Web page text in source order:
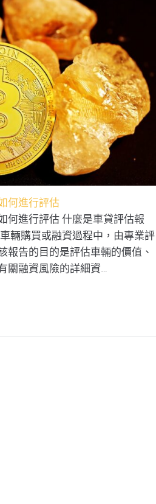
何進行評估
何進行評估 什麼是車貸評估報
輛購買或融資過程中，由專業評
報告的目的是評估車輛的價值、
關融資風險的詳細資…